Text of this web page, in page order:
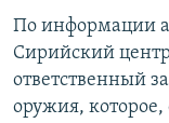
По информации
Сирийский
ответственный
оружия,